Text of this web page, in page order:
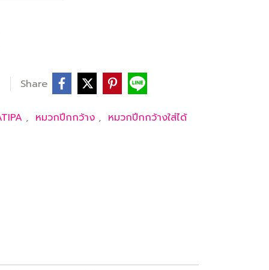
Share
, หมวกปีกกว้าง , หมวกปีกกว้างใส่ได้